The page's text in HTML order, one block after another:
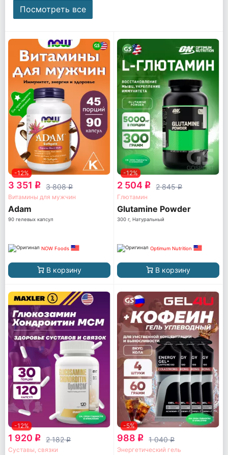
Посмотреть все
-12%
3 351 q 3 808q
Витамины для мужчин
Adam
90 гелевых капсул
NOW Foods
В корзину
-12%
2 504 q 2 845q
Глютамин
Glutamine Powder
300 г, Натуральный
Optimum Nutrition
В корзину
-12%
1 920 q 2 182q
Суставы, связки
-5%
988 q 1 040q
Энергетический гель